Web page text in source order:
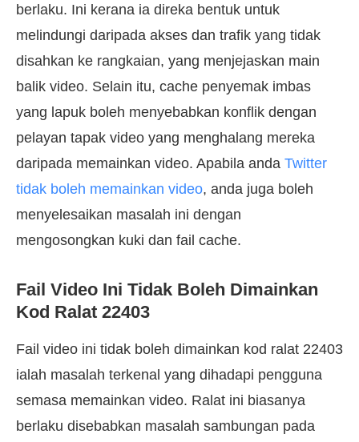
berlaku. Ini kerana ia direka bentuk untuk
melindungi daripada akses dan trafik yang tidak
disahkan ke rangkaian, yang menjejaskan main
balik video. Selain itu, cache penyemak imbas
yang lapuk boleh menyebabkan konflik dengan
pelayan tapak video yang menghalang mereka
daripada memainkan video. Apabila anda Twitter
tidak boleh memainkan video, anda juga boleh
menyelesaikan masalah ini dengan
mengosongkan kuki dan fail cache.
Fail Video Ini Tidak Boleh Dimainkan
Kod Ralat 22403
Fail video ini tidak boleh dimainkan kod ralat 22403
ialah masalah terkenal yang dihadapi pengguna
semasa memainkan video. Ralat ini biasanya
berlaku disebabkan masalah sambungan pada